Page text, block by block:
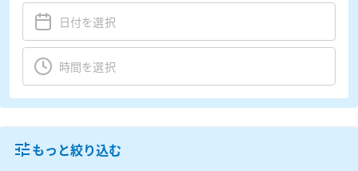
もっと絞り込む